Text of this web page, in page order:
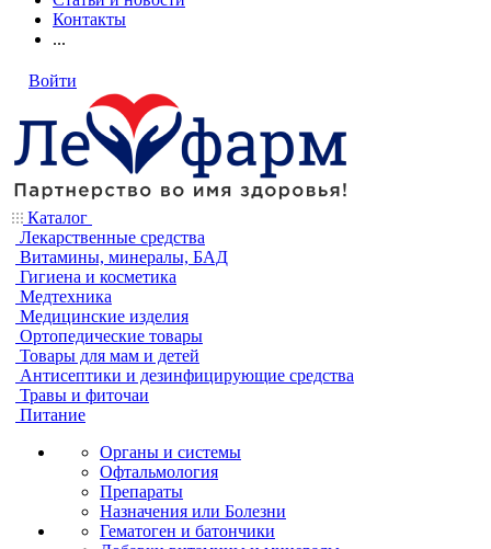
Контакты
...
Войти
Каталог
Лекарственные средства
Витамины, минералы, БАД
Гигиена и косметика
Медтехника
Медицинские изделия
Ортопедические товары
Товары для мам и детей
Антисептики и дезинфицирующие средства
Травы и фиточаи
Питание
Органы и системы
Офтальмология
Препараты
Назначения или Болезни
Гематоген и батончики